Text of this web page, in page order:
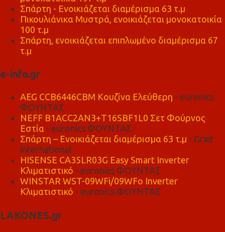
Σπάρτη - Ενοικιάζεται διαμέρισμα 63 τ.μ
Πικουλιάνικα Μυστρά, ενοικιάζεται μονοκατοικία
100 τ.μ
Σπάρτη, ενοικιάζεται επιπλωμένο διαμέρισμα 67
τ.μ
e-info.gr
AEG CCB6446CBM Κουζίνα Ελεύθερη - euronics
ΦΟΥΝΤΑΣ
NEFF B1ACC2AN3+T16SBF1L0 Σετ Φούρνος
Εστία - euronics ΦΟΥΝΤΑΣ
Σπάρτη – Ενοικιάζεται διαμέρισμα 63 τ.μ - Grad
international
HISENSE CA35LR03G Easy Smart Inverter
Κλιματιστικό - euronics ΦΟΥΝΤΑΣ
WINSTAR WST-09WFi/09WFo Inverter
Κλιματιστικό - euronics ΦΟΥΝΤΑΣ
LAKONES.gr